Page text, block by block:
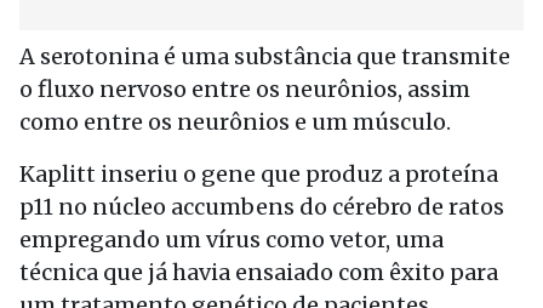
A serotonina é uma substância que transmite
o fluxo nervoso entre os neurônios, assim
como entre os neurônios e um músculo.
Kaplitt inseriu o gene que produz a proteína
p11 no núcleo accumbens do cérebro de ratos
empregando um vírus como vetor, uma
técnica que já havia ensaiado com êxito para